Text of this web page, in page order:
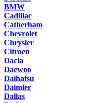
BMW
Cadillac
Catherham
Chevrolet
Chrysler
Citroen
Dacia
Daewoo
Daihatsu
Daimler
Dallas